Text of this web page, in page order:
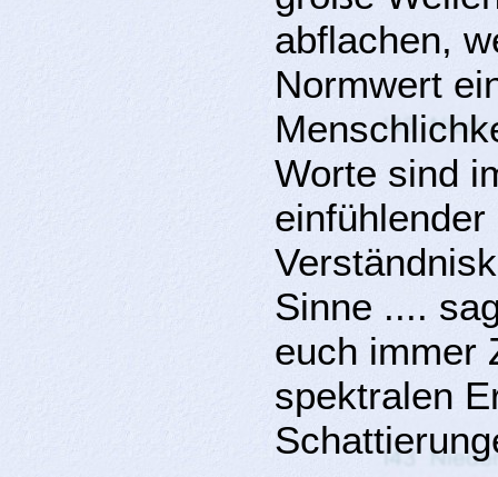
abflachen,
Normwert
Worte sind
Sinne ....
euch immer
spektralen